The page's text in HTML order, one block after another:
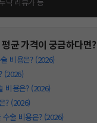
평균 가격이 궁금하다면?
비용은? (2026)
(2026)
비용은? (2026)
? (2026)
술 비용은? (2026)